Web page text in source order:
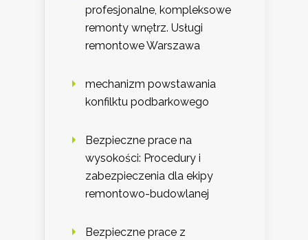
profesjonalne, kompleksowe
remonty wnętrz. Usługi
remontowe Warszawa
mechanizm powstawania
konfilktu podbarkowego
Bezpieczne prace na
wysokości: Procedury i
zabezpieczenia dla ekipy
remontowo-budowlanej
Bezpieczne prace z